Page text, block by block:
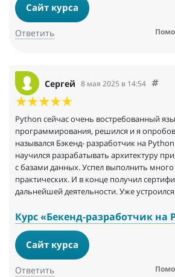
Сайт курса
Ответить
Сергей 8 мая 2025 в 14:54
Python сейчас очень востребованный
программирования, решился и я
назывался Бэкенд- разработчик на
научился разрабатывать архитектуру
с базами данных. Успел выполнить
практических. И в конце получил
дальнейшей деятельности. Уже
Курс «Бекенд-разработчик на
Сайт курса
Ответить